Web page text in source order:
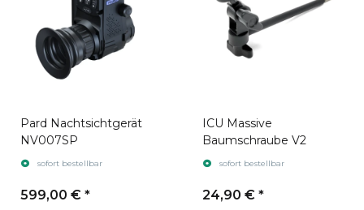
Pard Nachtsichtgerät
NV007SP
sofort bestellbar
599,00 € *
ICU Massive
Baumschraube V2
sofort bestellbar
24,90 € *